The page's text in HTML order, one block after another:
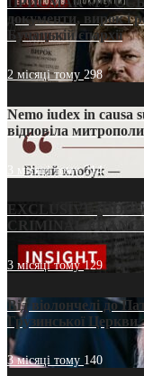
документи, вирок і
Бучацькій єпархії
2 місяці тому 298
Nemo iudex in causa
відповіла
3 місяці тому214
EXCLUSIVE
CRIMINAL
3 місяці тому129
Від віолончелі до
Грузинської
3 місяці тому 140